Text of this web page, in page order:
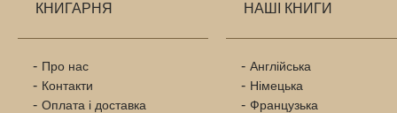
КНИГАРНЯ
Про нас
Контакти
Оплата і доставка
НАШІ КНИГИ
Англійська
Німецька
Французька